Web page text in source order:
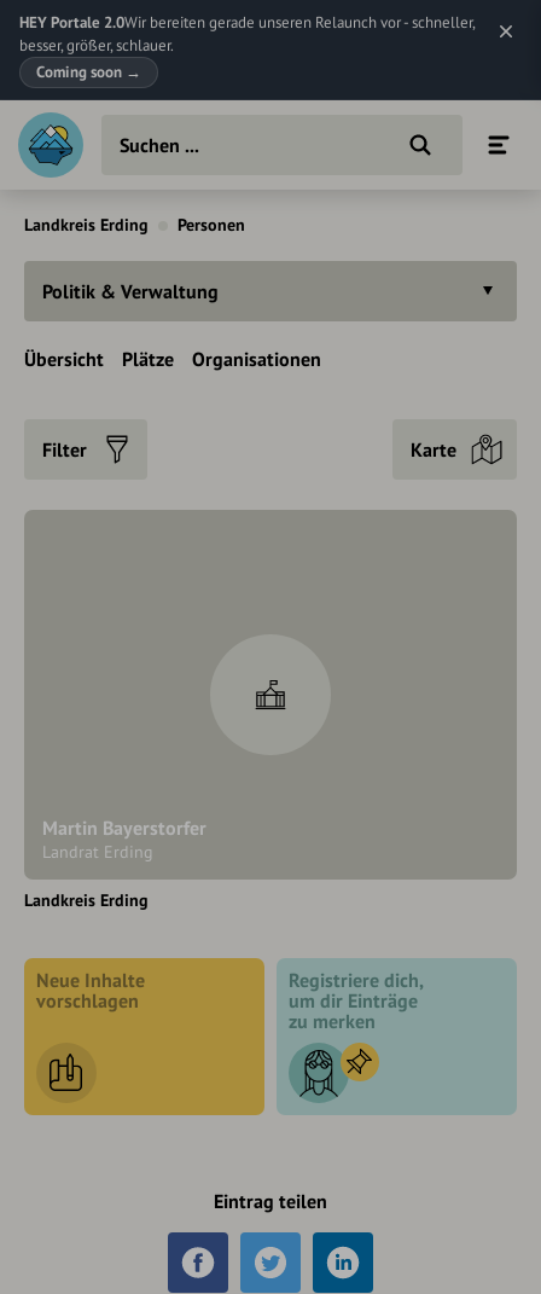
HEY Portale 2.0Wir bereiten gerade unseren Relaunch vor - schneller,
besser, größer, schlauer.
Coming soon →
Landkreis Erding Personen
Politik & Verwaltung
Übersicht Plätze Organisationen
Filter Karte
Martin Bayerstorfer
Landrat Erding
Landkreis Erding
Neue Inhalte
vorschlagen
Registriere dich,
um dir Einträge
zu merken
Eintrag teilen